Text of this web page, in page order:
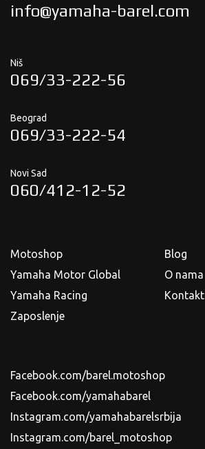
info@yamaha-barel.com
Niš
069/33-222-56
Beograd
069/33-222-54
Novi Sad
060/412-12-52
Motoshop
Yamaha Motor Global
Yamaha Racing
Zaposlenje
Blog
O nama
Kontakt
Facebook.com/barel.motoshop
Facebook.com/yamahabarel
Instagram.com/yamahabarelsrbija
Instagram.com/barel_motoshop